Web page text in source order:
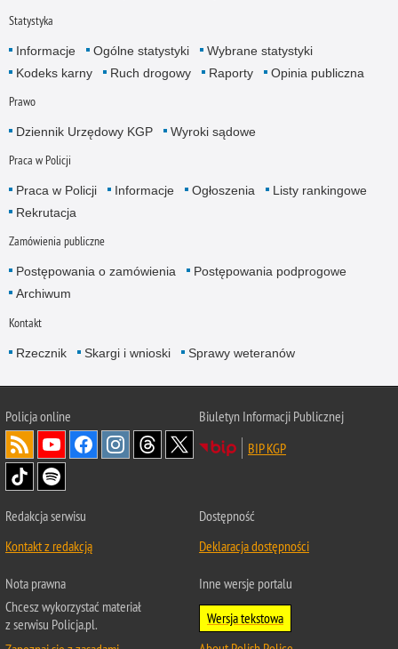
Statystyka
Informacje Ogólne statystyki
Wybrane statystyki
Kodeks karny
Ruch drogowy Raporty Opinia publiczna
Prawo
Dziennik Urzędowy KGP Wyroki sądowe
Praca w Policji
Praca w Policji Informacje Ogłoszenia
Listy rankingowe
Rekrutacja
Zamówienia publiczne
Postępowania o zamówienia
Postępowania podprogowe
Archiwum
Kontakt
Rzecznik Skargi i wnioski Sprawy weteranów
Policjaonline
Biuletyn Informacji Publicznej
BIP KGP
Redakcja serwisu
Kontakt z redakcją
Dostępność
Deklaracja dostępności
Nota prawna
Chcesz wykorzystać materiał
z serwisu Policja.pl.
Inne wersje portalu
Wersja tekstowa